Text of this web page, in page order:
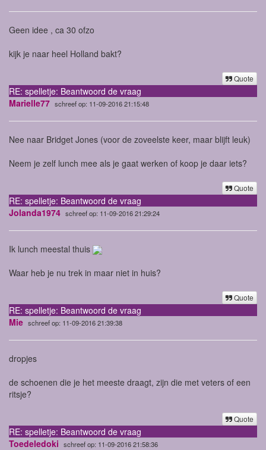
Geen idee , ca 30 ofzo
kijk je naar heel Holland bakt?
Quote
RE: spelletje: Beantwoord de vraag
Marielle77 schreef op: 11-09-2016 21:15:48
Nee naar Bridget Jones (voor de zoveelste keer, maar blijft leuk)
Neem je zelf lunch mee als je gaat werken of koop je daar iets?
Quote
RE: spelletje: Beantwoord de vraag
Jolanda1974 schreef op: 11-09-2016 21:29:24
Ik lunch meestal thuis
Waar heb je nu trek in maar niet in huis?
Quote
RE: spelletje: Beantwoord de vraag
Mie schreef op: 11-09-2016 21:39:38
dropjes
de schoenen die je het meeste draagt, zijn die met veters of een
ritsje?
Quote
RE: spelletje: Beantwoord de vraag
Toedeledoki schreef op: 11-09-2016 21:58:36